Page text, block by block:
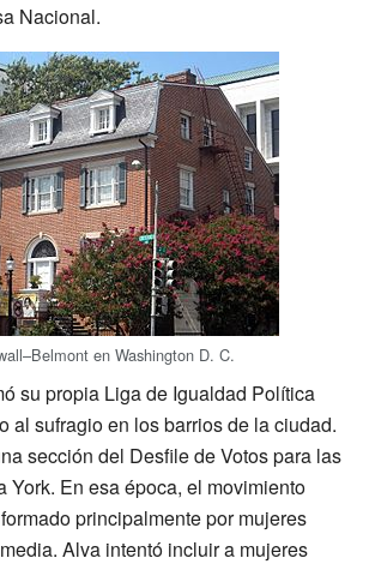
Nacional.
en Washington D. C.
su propia Liga de Igualdad Política
al sufragio en los barrios de la ciudad.
sección del Desfile de Votos para las
York. En esa época, el movimiento
principalmente por mujeres
Alva intentó incluir a mujeres